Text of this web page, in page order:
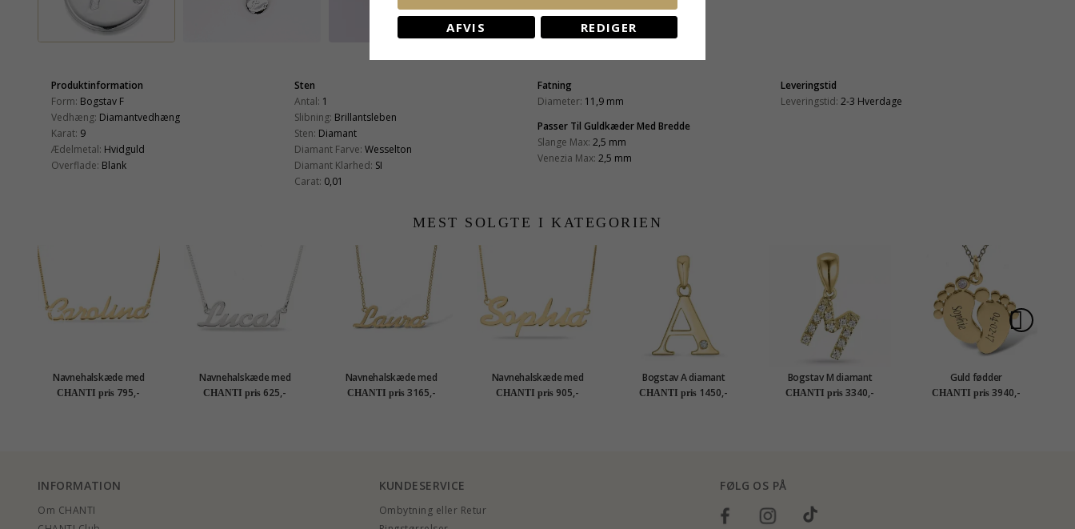
Produktinformation
Form: Bogstav F
Vedhæng: Diamantvedhæng
Karat: 9
Ædelmetal: Hvidguld
Overflade: Blank
Sten
Antal: 1
Slibning: Brillantsleben
Sten: Diamant
Diamant Farve: Wesselton
Diamant Klarhed: SI
Carat: 0,01
Fatning
Diameter: 11,9 mm
Leveringstid
Leveringstid: 2-3 Hverdage
Passer Til Guldkæder Med Bredde
Slange Max: 2,5 mm
Venezia Max: 2,5 mm
MEST SOLGTE I KATEGORIEN
Navnehalskæde med
vedhæng i forgyldt sølv -
My Letter
CHANTI pris 795,-
Navnehalskæde med
vedhæng i sølv - My Letter
CHANTI pris 625,-
Navnehalskæde med
vedhæng i 9 karat guld - My
Letter
CHANTI pris 3165,-
Navnehalskæde med
vedhæng i forgyldt sølv -
My Letter
CHANTI pris 905,-
Bogstav A diamant
vedhæng i 9 karat guld 0,01
ct
CHANTI pris 1450,-
Bogstav M diamant
vedhæng i 9 karat guld 0,06
ct
CHANTI pris 3340,-
Guld fødder
Navnehalskæde med
vedhæng i 9 karat guld med
CHANTI pris 3940,-
INFORMATION
Om CHANTI
KUNDESERVICE
Ombytning eller Retur
FØLG OS PÅ
AFVIS REDIGER